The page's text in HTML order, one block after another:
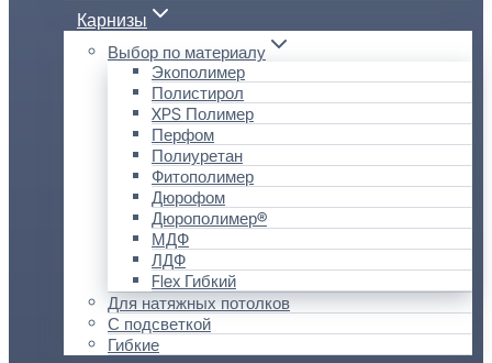
Карнизы
Выбор по материалу
Экополимер
Полистирол
XPS Полимер
Перфом
Полиуретан
Фитополимер
Дюрофом
Дюрополимер®
МДФ
ЛДФ
Flex Гибкий
Для натяжных потолков
С подсветкой
Гибкие